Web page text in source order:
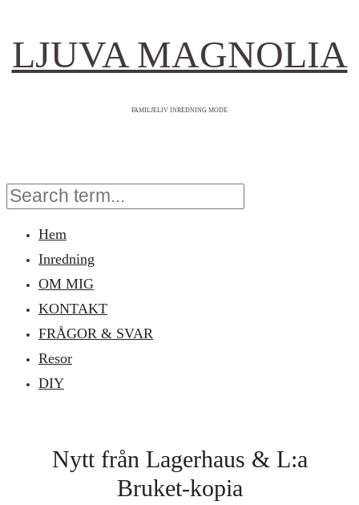
LJUVA MAGNOLIA
FAMILJELIV INREDNING MODE
Hem
Inredning
OM MIG
KONTAKT
FRÅGOR & SVAR
Resor
DIY
Nytt från Lagerhaus & L:a
Bruket-kopia